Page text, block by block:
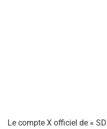
Le compte X officiel de «